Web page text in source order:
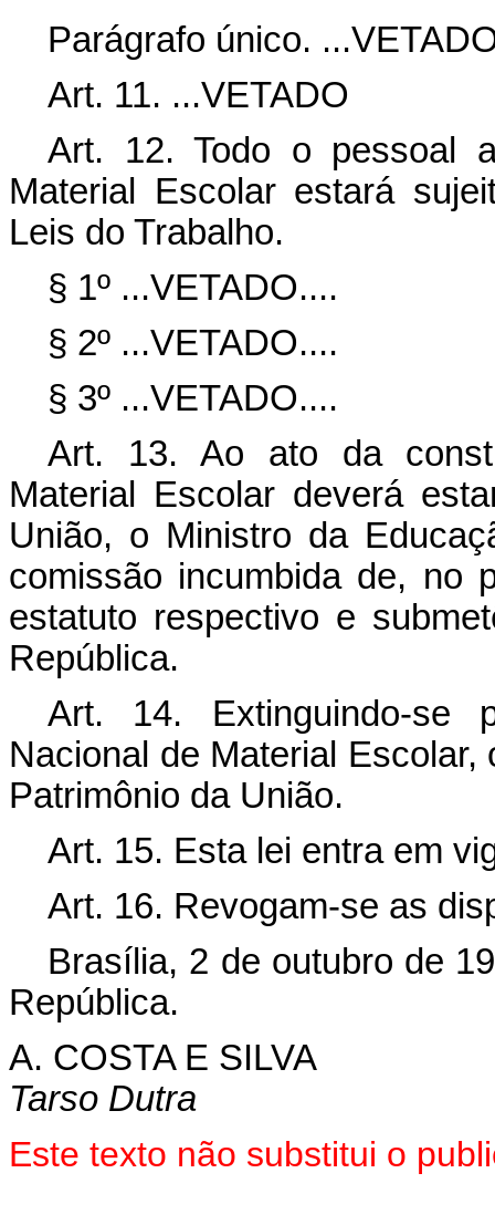
Parágrafo único.
Art. 11. ...VETADO
Art. 12. Todo o pessoal
Material Escolar estará
Leis do Trabalho.
§ 1º ...VETADO....
§ 2º ...VETADO....
§ 3º ...VETADO....
Art. 13. Ao ato da
Material Escolar deverá
União, o Ministro da
comissão incumbida de, no
estatuto respectivo e
República.
Art. 14. Extinguindo-se
Nacional de Material
Patrimônio da União.
Art. 15. Esta lei entra em
Art. 16. Revogam-se as
Brasília, 2 de outubro de
República.
A. COSTA E SILVA
Tarso Dutra
Este texto não substitui o